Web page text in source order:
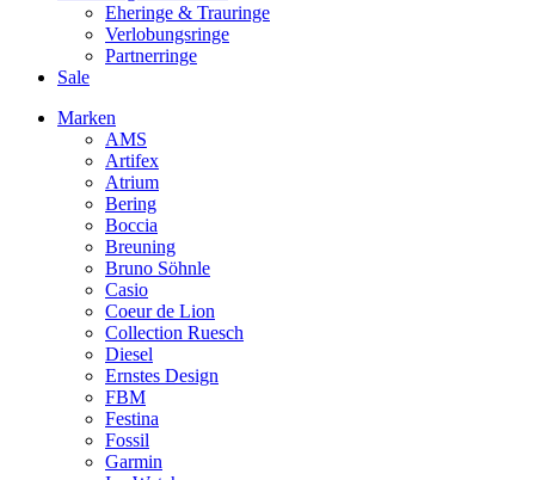
Eheringe & Trauringe
Verlobungsringe
Partnerringe
Sale
Marken
AMS
Artifex
Atrium
Bering
Boccia
Breuning
Bruno Söhnle
Casio
Coeur de Lion
Collection Ruesch
Diesel
Ernstes Design
FBM
Festina
Fossil
Garmin